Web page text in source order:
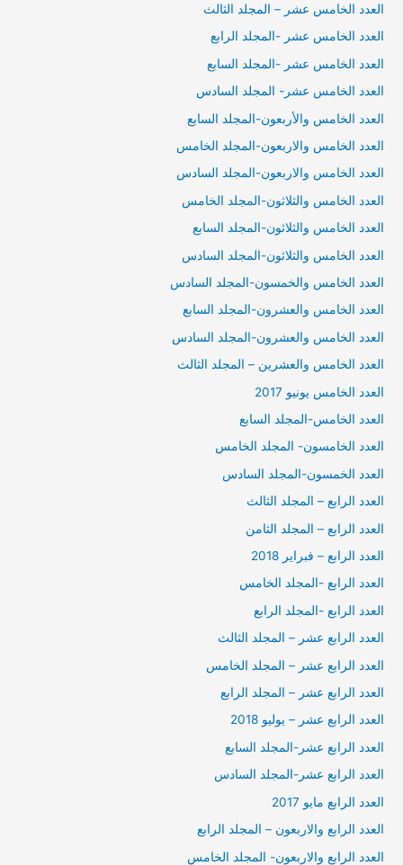
العدد الخامس عشر – المجلد الثالث
العدد الخامس عشر -المجلد الرابع
العدد الخامس عشر -المجلد السابع
العدد الخامس عشر- المجلد السادس
العدد الخامس والأربعون-المجلد السابع
العدد الخامس والاربعون-المجلد الخامس
العدد الخامس والاربعون-المجلد السادس
العدد الخامس والثلاثون-المجلد الخامس
العدد الخامس والثلاثون-المجلد السابع
العدد الخامس والثلاثون-المجلد السادس
العدد الخامس والخمسون-المجلد السادس
العدد الخامس والعشرون-المجلد السابع
العدد الخامس والعشرون-المجلد السادس
العدد الخامس والعشرين – المجلد الثالث
العدد الخامس يونيو 2017
العدد الخامس-المجلد السابع
العدد الخامسون- المجلد الخامس
العدد الخمسون-المجلد السادس
العدد الرابع – المجلد الثالث
العدد الرابع – المجلد الثامن
العدد الرابع – فبراير 2018
العدد الرابع -المجلد الخامس
العدد الرابع -المجلد الرابع
العدد الرابع عشر – المجلد الثالث
العدد الرابع عشر – المجلد الخامس
العدد الرابع عشر – المجلد الرابع
العدد الرابع عشر – يوليو 2018
العدد الرابع عشر-المجلد السابع
العدد الرابع عشر-المجلد السادس
العدد الرابع مايو 2017
العدد الرابع والاربعون – المجلد الرابع
العدد الرابع والاربعون- المجلد الخامس